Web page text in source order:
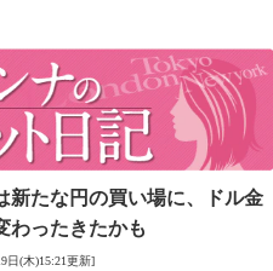
たな円の買い場に、
ドル金
わったきたかも
日(木)15:21更新]